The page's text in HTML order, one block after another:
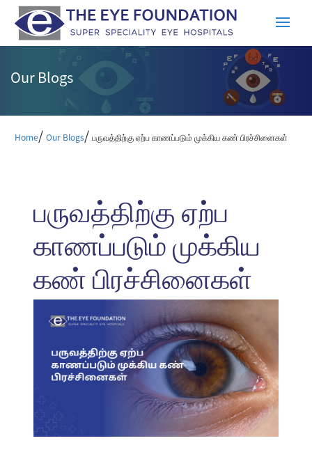
Our Blogs
Home/ Our Blogs/ பருவத்திற்கு ஏற்ப காணப்படும் முக்கிய கண் பிரச்சினைகள்
பருவத்திற்கு ஏற்ப
காணப்படும் முக்கிய
கண் பிரச்சினைகள்